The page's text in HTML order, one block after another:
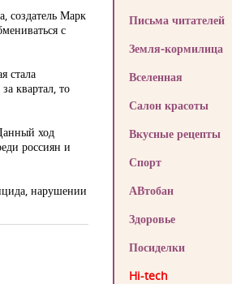
создатель Марк
с
стала
квартал, то
ход
россиян и
нарушении
Письма читателей
Земля-кормилица
Вселенная
Салон красоты
Вкусные рецепты
Спорт
АВтобан
Здоровье
Посиделки
Hi-tech